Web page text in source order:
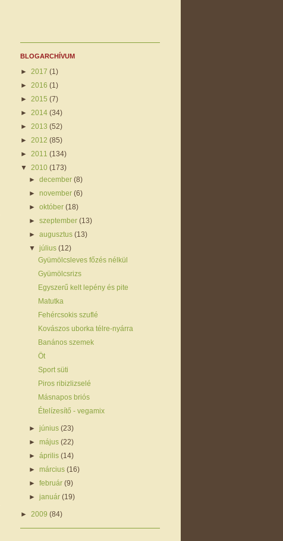
BLOGARCHÍVUM
► 2017 (1)
► 2016 (1)
► 2015 (7)
► 2014 (34)
► 2013 (52)
► 2012 (85)
► 2011 (134)
▼ 2010 (173)
►december(8)
►november(6)
►október(18)
►szeptember(13)
►augusztus(13)
▼július(12)
Gyümölcsleves főzés nélkül
Gyümölcsrizs
Egyszerű kelt lepény és pite
Matutka
Fehércsokis szuflé
Kovászos uborka télre-nyárra
Banános szemek
Öt
Sport süti
Piros ribizlizselé
Másnapos briós
Ételízesítő - vegamix
►június(23)
►május(22)
►április(14)
►március(16)
►február(9)
►január(19)
► 2009 (84)